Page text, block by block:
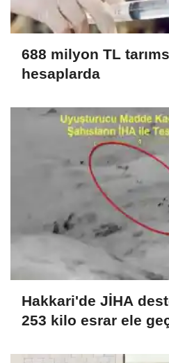
688 milyon TL
hesaplarda
Hakkari'de JİHA
253 kilo esrar ele